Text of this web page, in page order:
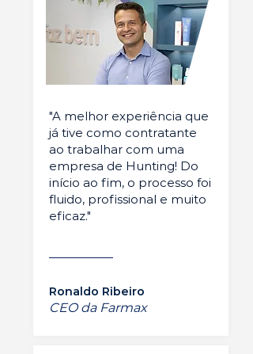
"A melhor experiência que
já tive como contratante
ao trabalhar com uma
empresa de Hunting! Do
início ao fim, o processo foi
fluido, profissional e muito
eficaz."
Ronaldo Ribeiro
CEO da Farmax